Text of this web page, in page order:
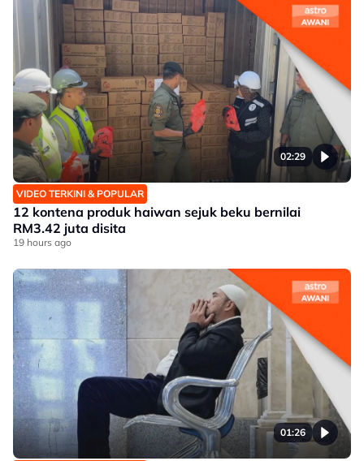
02:29
VIDEO TERKINI & POPULAR
12 kontena produk haiwan sejuk beku bernilai
RM3.42 juta disita
19 hours ago
01:26